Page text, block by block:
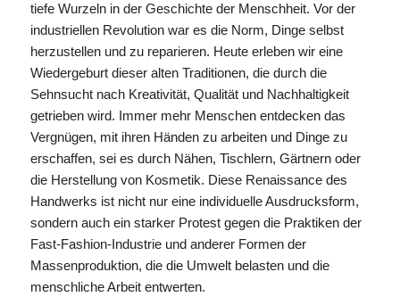
tiefe Wurzeln in der Geschichte der Menschheit. Vor der
industriellen Revolution war es die Norm, Dinge selbst
herzustellen und zu reparieren. Heute erleben wir eine
Wiedergeburt dieser alten Traditionen, die durch die
Sehnsucht nach Kreativität, Qualität und Nachhaltigkeit
getrieben wird. Immer mehr Menschen entdecken das
Vergnügen, mit ihren Händen zu arbeiten und Dinge zu
erschaffen, sei es durch Nähen, Tischlern, Gärtnern oder
die Herstellung von Kosmetik. Diese Renaissance des
Handwerks ist nicht nur eine individuelle Ausdrucksform,
sondern auch ein starker Protest gegen die Praktiken der
Fast-Fashion-Industrie und anderer Formen der
Massenproduktion, die die Umwelt belasten und die
menschliche Arbeit entwerten.